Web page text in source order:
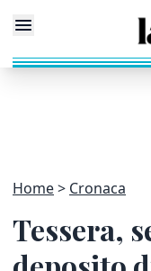
Home Cronaca
Tessera,